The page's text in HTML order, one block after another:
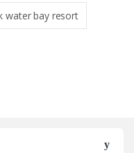
water bay resort